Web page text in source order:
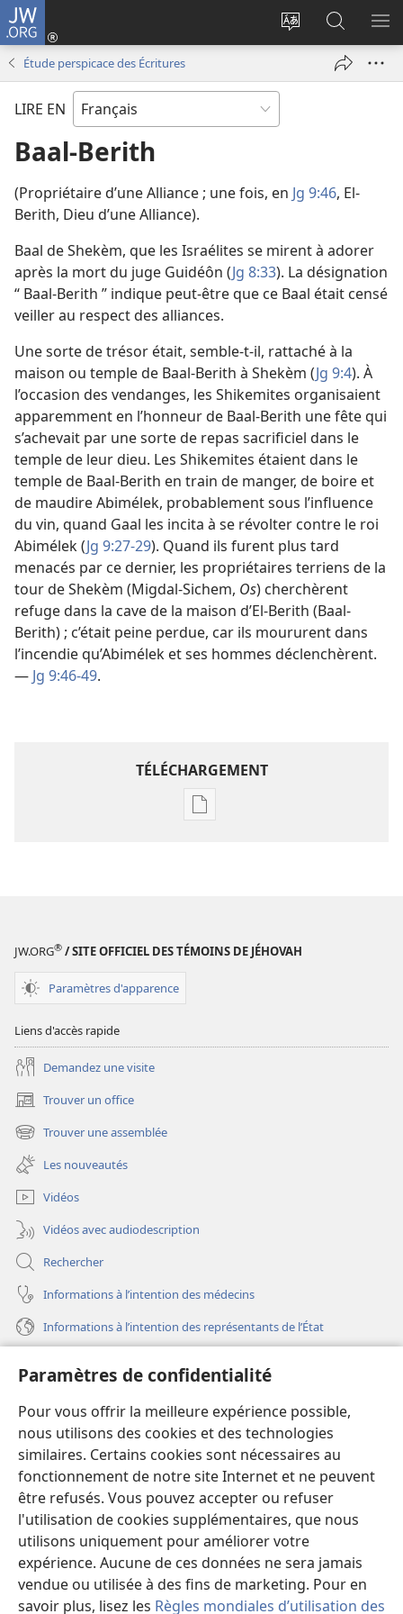
Paramètres de confidentialité
Pour vous offrir la meilleure expérience possible,
nous utilisons des cookies et des technologies
similaires. Certains cookies sont nécessaires au
fonctionnement de notre site Internet et ne peuvent
être refusés. Vous pouvez accepter ou refuser
l'utilisation de cookies supplémentaires, que nous
utilisons uniquement pour améliorer votre
expérience. Aucune de ces données ne sera jamais
vendue ou utilisée à des fins de marketing. Pour en
savoir plus, lisez les Règles mondiales d’utilisation des
JW.ORG
Changer
langue
Se
connecter
nouvelle
sur
JW.ORG
Étude perspicace des Écritures
LIRE EN
Baal-Berith
(Propriétaire d’une Alliance ; une fois, en Jg 9:46, El-
Berith, Dieu d’une Alliance).
Baal de Shekèm, que les Israélites se mirent à adorer
après la mort du juge Guidéôn (Jg 8:33). La désignation
“ Baal-Berith ” indique peut-être que ce Baal était censé
veiller au respect des alliances.
Une sorte de trésor était, semble-t-il, rattaché à la
maison ou temple de Baal-Berith à Shekèm (Jg 9:4). À
l’occasion des vendanges, les Shikemites organisaient
apparemment en l’honneur de Baal-Berith une fête qui
s’achevait par une sorte de repas sacrificiel dans le
temple de leur dieu. Les Shikemites étaient dans le
temple de Baal-Berith en train de manger, de boire et
de maudire Abimélek, probablement sous l’influence
du vin, quand Gaal les incita à se révolter contre le roi
Abimélek (Jg 9:27-29). Quand ils furent plus tard
menacés par ce dernier, les propriétaires terriens de la
tour de Shekèm (Migdal-Sichem, Os) cherchèrent
refuge dans la cave de la maison d’El-Berith (Baal-
Berith) ; c’était peine perdue, car ils moururent dans
l’incendie qu’Abimélek et ses hommes déclenchèrent.
— Jg 9:46-49.
TÉLÉCHARGEMENT
Options
Étude
JW.ORG® / SITE OFFICIEL DES TÉMOINS DE JÉHOVAH
Paramètres d'apparence
Liens d'accès rapide
Demandez une visite
Trouver un office
(ouvre
une
nouvelle
fenêtre)
Trouver une assemblée
(ouvre
une
nouvelle
fenêtre)
Les nouveautés
Vidéos
Vidéos avec audiodescription
Rechercher
Informations à l’intention des médecins
Informations à l’intention des représentants de l’État
(ouvre
une
nouvelle
fenêtre)
Bibliothèque en ligne
(ouvre
une
nouvelle
fenêtre)
JW Hub®
(ouvre
une
nouvelle
fenêtre)
JW Library
Watchtower Library